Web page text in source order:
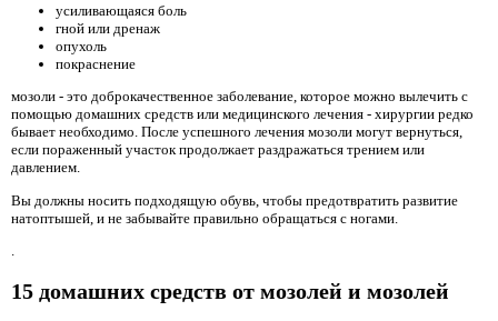
усиливающаяся боль
гной или дренаж
опухоль
покраснение
мозоли - это доброкачественное заболевание, которое можно вылечить с
помощью домашних средств или медицинского лечения - хирургии редко
бывает необходимо. После успешного лечения мозоли могут вернуться,
если пораженный участок продолжает раздражаться трением или
давлением.
Вы должны носить подходящую обувь, чтобы предотвратить развитие
натоптышей, и не забывайте правильно обращаться с ногами.
15 домашних средств от мозолей и мозолей